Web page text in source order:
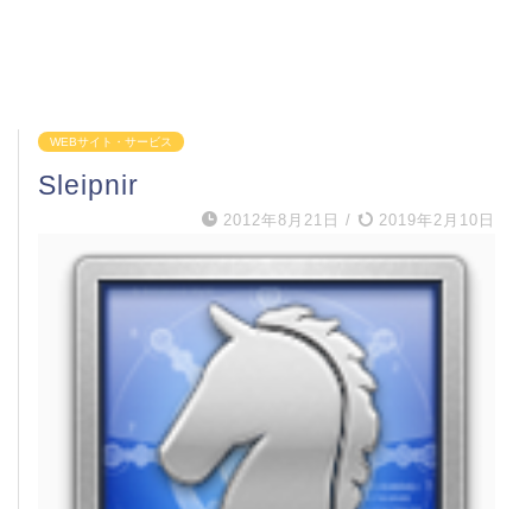
WEBサイト・サービス
Sleipnir
2012年8月21日 / 2019年2月10日